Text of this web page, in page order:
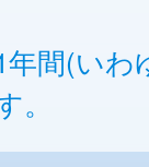
年間(い